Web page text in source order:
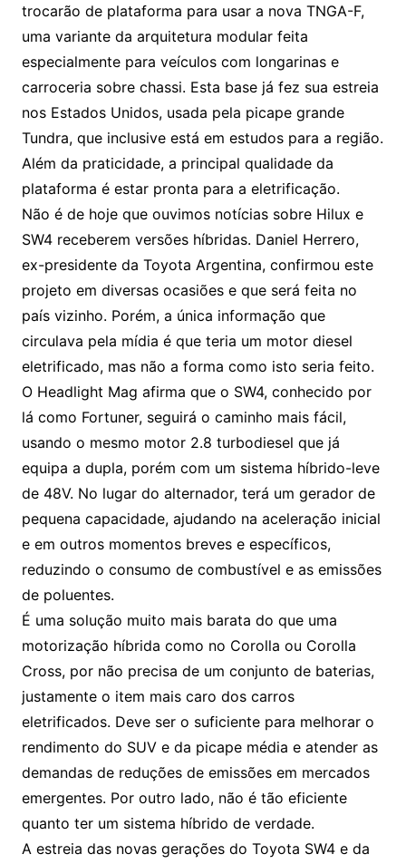
trocarão de plataforma para usar a nova TNGA-F,
uma variante da arquitetura modular feita
especialmente para veículos com longarinas e
carroceria sobre chassi. Esta base já fez sua estreia
nos Estados Unidos, usada pela picape grande
Tundra, que inclusive está em estudos para a região.
Além da praticidade, a principal qualidade da
plataforma é estar pronta para a eletrificação.
Não é de hoje que ouvimos notícias sobre Hilux e
SW4 receberem versões híbridas. Daniel Herrero,
ex-presidente da Toyota Argentina, confirmou este
projeto em diversas ocasiões e que será feita no
país vizinho. Porém, a única informação que
circulava pela mídia é que teria um motor diesel
eletrificado, mas não a forma como isto seria feito.
O Headlight Mag afirma que o SW4, conhecido por
lá como Fortuner, seguirá o caminho mais fácil,
usando o mesmo motor 2.8 turbodiesel que já
equipa a dupla, porém com um sistema híbrido-leve
de 48V. No lugar do alternador, terá um gerador de
pequena capacidade, ajudando na aceleração inicial
e em outros momentos breves e específicos,
reduzindo o consumo de combustível e as emissões
de poluentes.
É uma solução muito mais barata do que uma
motorização híbrida como no Corolla ou Corolla
Cross, por não precisa de um conjunto de baterias,
justamente o item mais caro dos carros
eletrificados. Deve ser o suficiente para melhorar o
rendimento do SUV e da picape média e atender as
demandas de reduções de emissões em mercados
emergentes. Por outro lado, não é tão eficiente
quanto ter um sistema híbrido de verdade.
A estreia das novas gerações do Toyota SW4 e da